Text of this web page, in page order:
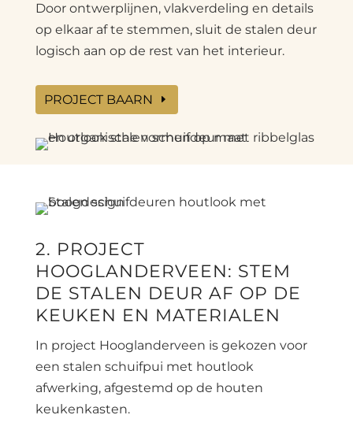
Door ontwerplijnen, vlakverdeling en details
op elkaar af te stemmen, sluit de stalen deur
logisch aan op de rest van het interieur.
PROJECT BAARN
2. PROJECT
HOOGLANDERVEEN: STEM
DE STALEN DEUR AF OP DE
KEUKEN EN MATERIALEN
In project Hooglanderveen is gekozen voor
een stalen schuifpui met houtlook
afwerking, afgestemd op de houten
keukenkasten.